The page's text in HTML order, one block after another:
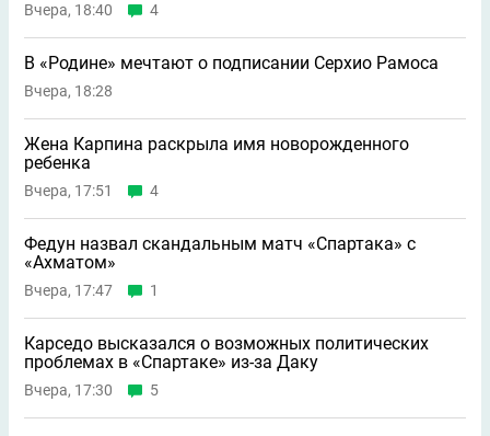
Вчера, 18:40 4
В «Родине» мечтают о подписании Серхио Рамоса
Вчера, 18:28
Жена Карпина раскрыла имя новорождeнного
ребeнка
Вчера, 17:51 4
Федун назвал скандальным матч «Спартака» с
«Ахматом»
Вчера, 17:47 1
Карседо высказался о возможных политических
проблемах в «Спартаке» из-за Даку
Вчера, 17:30 5